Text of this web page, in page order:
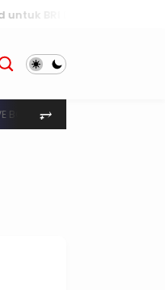
/ 2025 dengan Tema Pesta
BOLA ⥅